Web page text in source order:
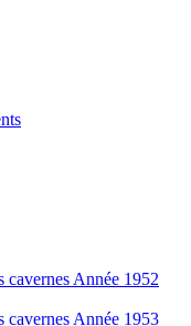
cavernes Année 1952
cavernes Année 1953